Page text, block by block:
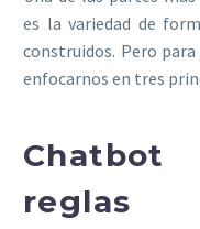
es la variedad de
construidos. Pero
enfocarnos en tres
reglas